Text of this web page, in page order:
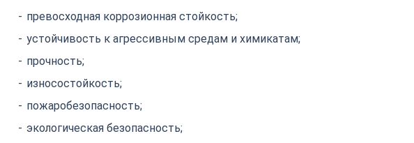
превосходная коррозионная стойкость;
устойчивость к агрессивным средам и химикатам;
прочность;
износостойкость;
пожаробезопасность;
экологическая безопасность;